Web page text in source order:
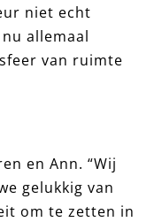
niet echt
allemaal
van ruimte
en Ann. “Wij
gelukkig van
om te zetten in